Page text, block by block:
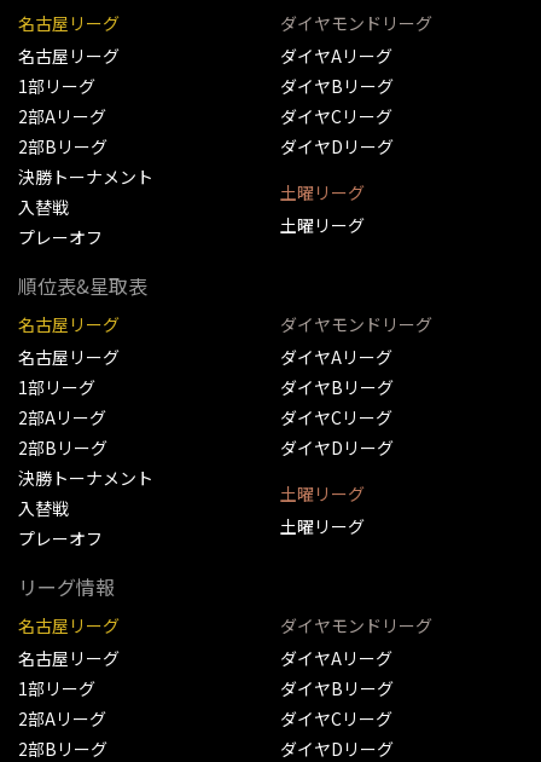
名古屋リーグ
名古屋リーグ
1部リーグ
2部Aリーグ
2部Bリーグ
決勝トーナメント
入替戦
プレーオフ
ダイヤモンドリーグ
ダイヤAリーグ
ダイヤBリーグ
ダイヤCリーグ
ダイヤDリーグ
土曜リーグ
土曜リーグ
順位表&星取表
名古屋リーグ
名古屋リーグ
1部リーグ
2部Aリーグ
2部Bリーグ
決勝トーナメント
入替戦
プレーオフ
ダイヤモンドリーグ
ダイヤAリーグ
ダイヤBリーグ
ダイヤCリーグ
ダイヤDリーグ
土曜リーグ
土曜リーグ
リーグ情報
名古屋リーグ
名古屋リーグ
1部リーグ
2部Aリーグ
2部Bリーグ
ダイヤモンドリーグ
ダイヤAリーグ
ダイヤBリーグ
ダイヤCリーグ
ダイヤDリーグ